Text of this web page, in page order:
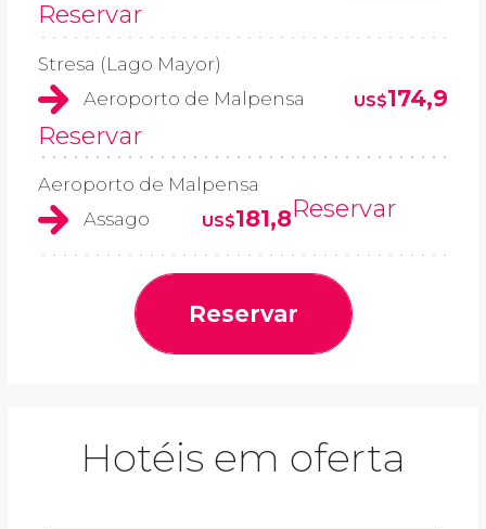
Reservar
Stresa (Lago Mayor)
Aeroporto de Malpensa
US$174,9
Reservar
Aeroporto de Malpensa
Assago
US$181,8Reservar
Reservar
Hotéis em oferta